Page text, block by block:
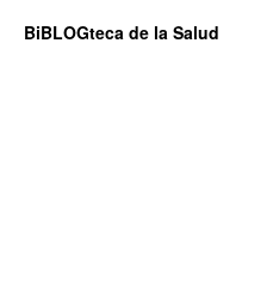
BiBLOGteca de la Salud